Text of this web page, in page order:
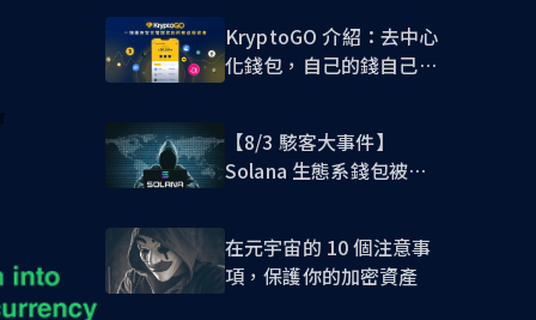
顯示全部
KryptoGO 介紹：去中心
化錢包，自己的錢自己保
【8/3 駭客大事件】
Solana 生態系錢包被盜
在元宇宙的 10 個注意事
項，保護你的加密資產